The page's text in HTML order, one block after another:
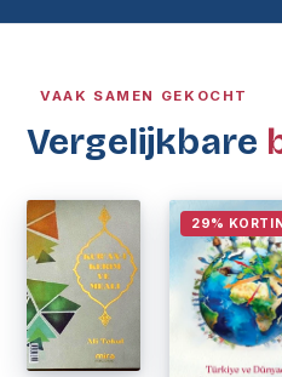
VAAK SAMEN GEKOCHT
Vergelijkbare
29%